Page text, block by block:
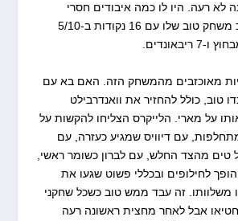
לא רעה. היו לו כמה איבודים חסרי
אחריות אבל בסה"כ משחק טוב שלו עם 16 נקודות ב-5/10
מאוכזבים מהמשחק הזה. האם בא עם
כולל להחזיר את וואנדרבילט
על מארי. הלייקרס הצליחו להקשות על
עם דיוויס שמגיע כעזרה, עם
טים מהצד החלש, עם לברון כשומר ראשי,
לחילופים ובכללי פשוט שגעו את
משלוותו. זה עבד ממש טוב כשכל שחקני
אבל לאחר מחצית ראשונה רעה